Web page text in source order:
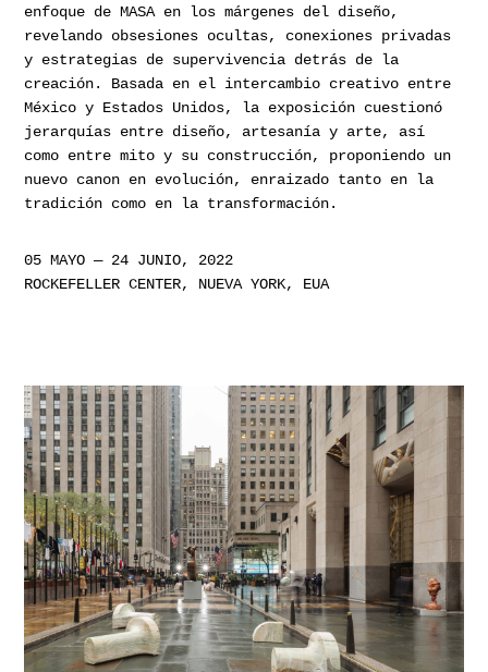
enfoque de MASA en los márgenes del diseño,
revelando obsesiones ocultas, conexiones privadas
y estrategias de supervivencia detrás de la
creación. Basada en el intercambio creativo entre
México y Estados Unidos, la exposición cuestionó
jerarquías entre diseño, artesanía y arte, así
como entre mito y su construcción, proponiendo un
nuevo canon en evolución, enraizado tanto en la
tradición como en la transformación.
05 MAYO — 24 JUNIO, 2022
ROCKEFELLER CENTER, NUEVA YORK, EUA